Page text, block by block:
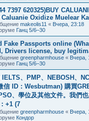
7397 620325)BUY
Caluanie Oxidize Muelear
makeolis11 « Вчера, 23:18
Ганц 5/6–30
Fake Passports online
Drivers license, buy
greenpharmhouse « Вчера,
Ганц 5/6–30
IELTS、PMP、NEBOSH、
信 ID：Wesbutman) 購買
、學位及其他文件。我們
+1 (7
greenpharmhouse « Вчера,
Кондор